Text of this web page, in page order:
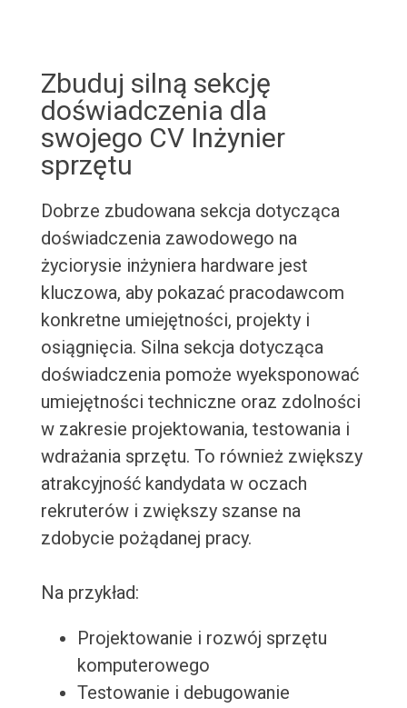
Zbuduj silną sekcję
doświadczenia dla
swojego CV Inżynier
sprzętu
Dobrze zbudowana sekcja dotycząca
doświadczenia zawodowego na
życiorysie inżyniera hardware jest
kluczowa, aby pokazać pracodawcom
konkretne umiejętności, projekty i
osiągnięcia. Silna sekcja dotycząca
doświadczenia pomoże wyeksponować
umiejętności techniczne oraz zdolności
w zakresie projektowania, testowania i
wdrażania sprzętu. To również zwiększy
atrakcyjność kandydata w oczach
rekruterów i zwiększy szanse na
zdobycie pożądanej pracy.
Na przykład:
Projektowanie i rozwój sprzętu
komputerowego
Testowanie i debugowanie